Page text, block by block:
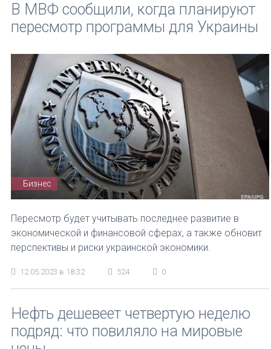
В МВФ сообщили, когда планируют
пересмотр программы для Украины
Бизнес
Пересмотр будет учитывать последнее развитие в
экономической и финансовой сферах, а также обновит
перспективы и риски украинской экономики.
12.05.2023 в 18:32 524 0
Нефть дешевеет четвертую неделю
подряд: что повиляло на мировые